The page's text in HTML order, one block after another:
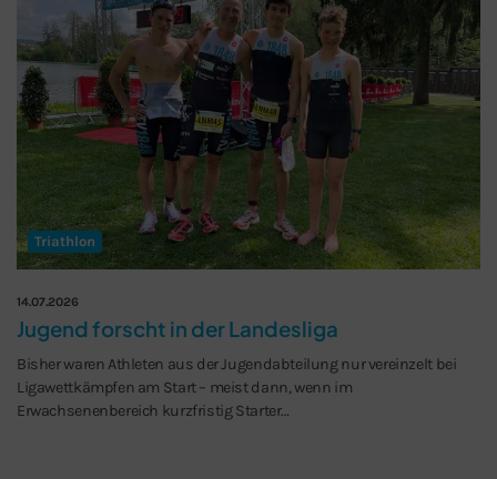
Triathlon
14.07.2026
Jugend forscht in der Landesliga
Bisher waren Athleten aus der Jugendabteilung nur vereinzelt bei
Ligawettkämpfen am Start – meist dann, wenn im
Erwachsenenbereich kurzfristig Starter…